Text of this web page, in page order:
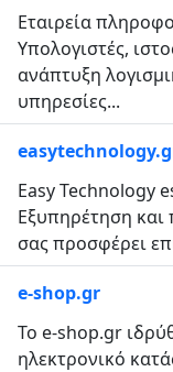
Εταιρεία
Υπολογιστές,
ανάπτυξη
υπηρεσίες...
Easy Technology
Εξυπηρέτηση και
σας προσφέρει
e-shop.gr
Το e-shop.gr
ηλεκτρονικό